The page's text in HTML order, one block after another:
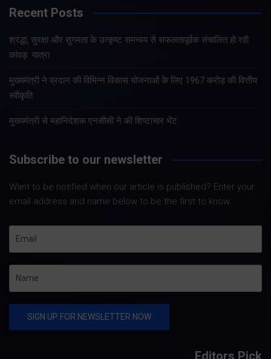
Recent Posts
श्रद्धा, सुरक्षा और सुगमता के उत्कृष्ट समन्वय से सफलतापूर्वक संचालित हो रही
कांवड़ यात्रा
मुख्यमंत्री ने प्रदान की विभिन्न विकास योजनाओं के लिए 1967 करोड़ की वित्तीय
स्वीकृति
मुख्यमंत्री से महानिदेशक एनसीसी ने की शिष्टाचार भेंट
Subscribe to our newsletter
Want to be notified when our article is published? Enter your
email address and name below to be the first to know.
Editors Pick